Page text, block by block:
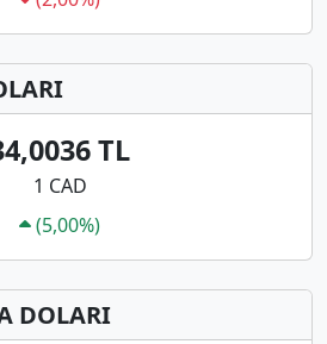
TL
1 CAD
(5,00%)
DOLARI